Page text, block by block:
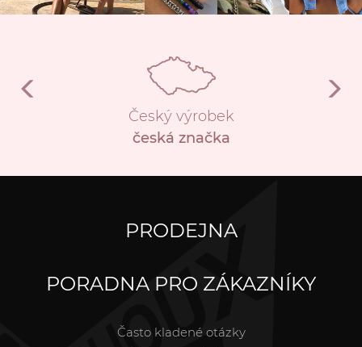
Český výrobek
česká značka
PRODEJNA
PORADNA PRO ZÁKAZNÍKY
Často kladené otázky